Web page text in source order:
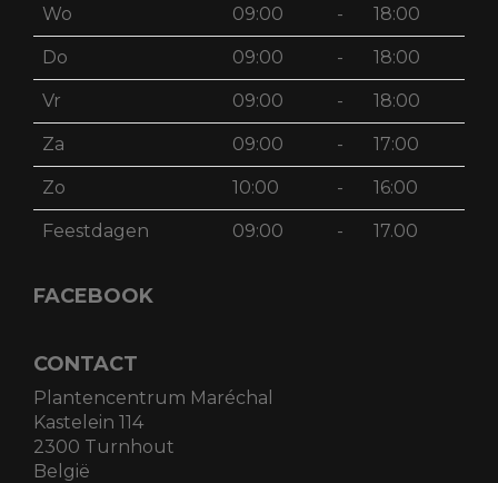
Wo 09:00 - 18:00
Do 09:00 - 18:00
Vr 09:00 - 18:00
Za 09:00 - 17:00
Zo 10:00 - 16:00
Feestdagen 09:00 - 17.00
FACEBOOK
CONTACT
Plantencentrum Maréchal
Kastelein 114
2300 Turnhout
België